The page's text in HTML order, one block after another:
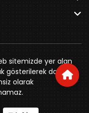
Apt. Kat:3 D:7
sitemizde yer alan
gösterilerek dahi
olarak